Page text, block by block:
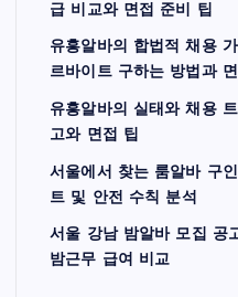
급 비교와 면접 준비 팁
유흥알바의 합법적 채용
르바이트 구하는 방법과
유흥알바의 실태와 채용
고와 면접 팁
서울에서 찾는 룸알바 구
트 및 안전 수칙 분석
서울 강남 밤알바 모집 공
밤근무 급여 비교